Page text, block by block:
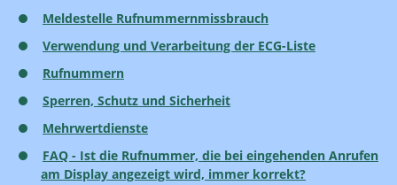
Meldestelle Rufnummernmissbrauch
Verwendung und Verarbeitung der ECG-Liste
Rufnummern
Sperren, Schutz und Sicherheit
Mehrwertdienste
FAQ - Ist die Rufnummer, die bei eingehenden Anrufen
am Display angezeigt wird, immer korrekt?